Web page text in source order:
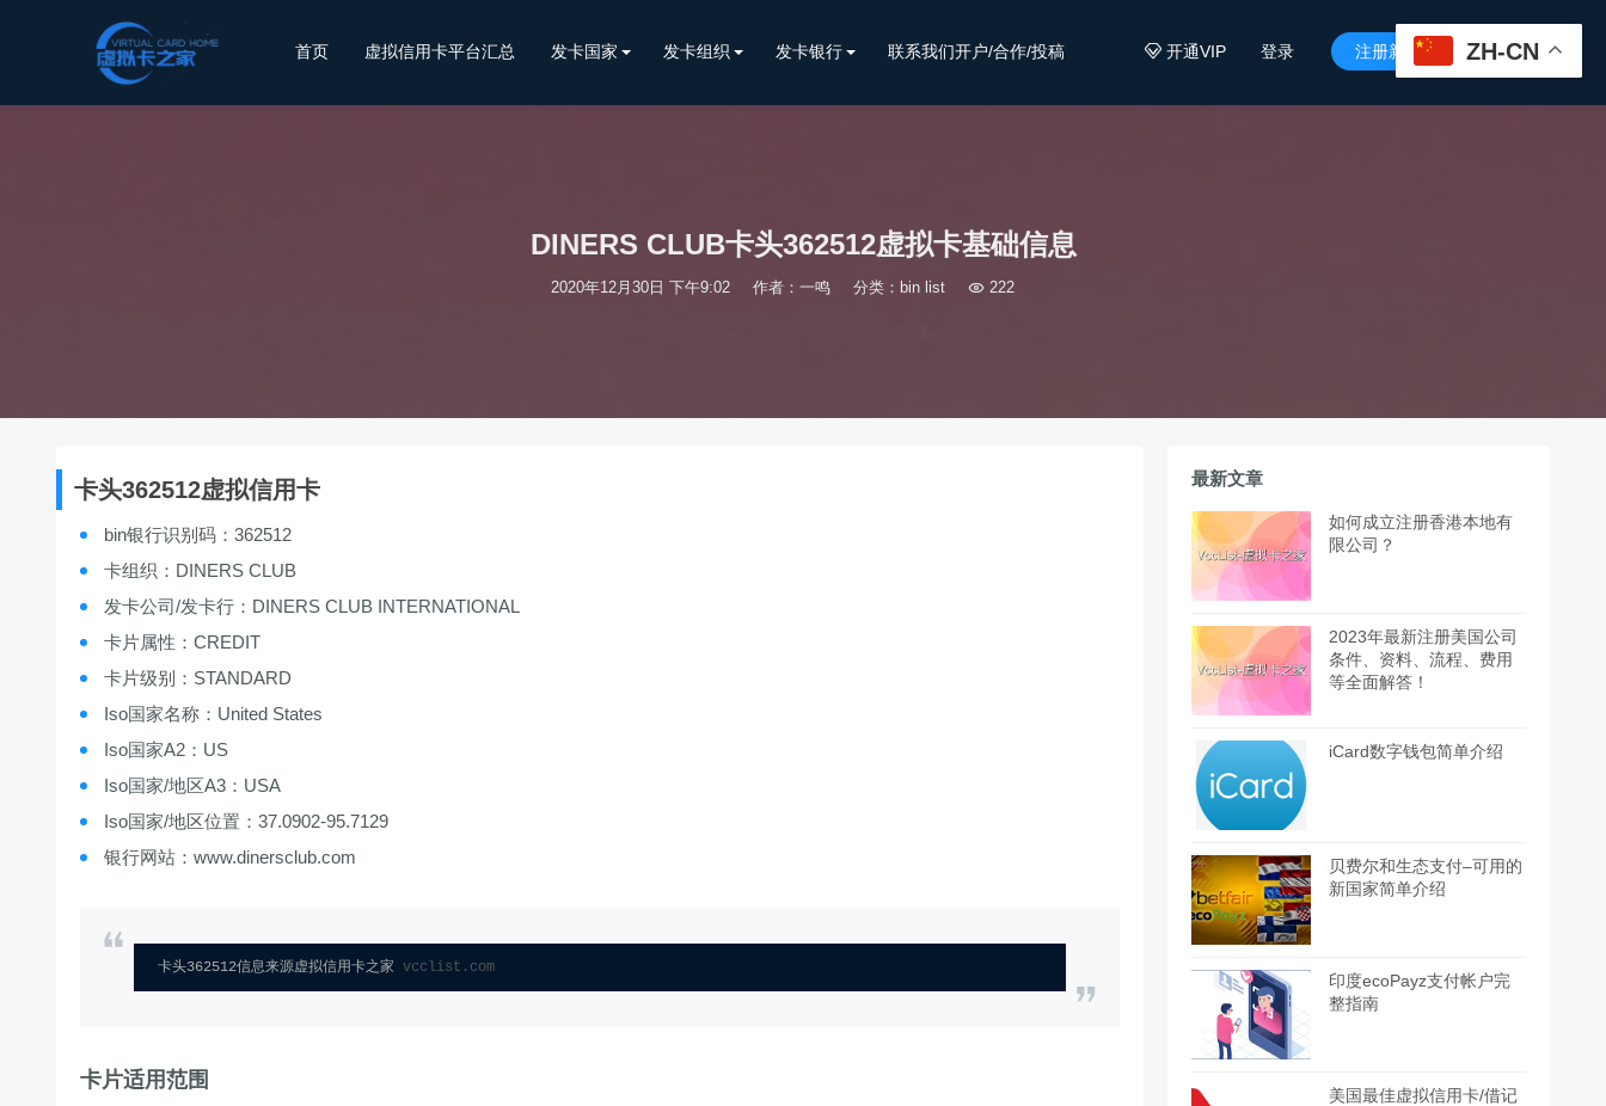
开通VIP 登录 注册新用户 
首页 虚拟信用卡平台汇总 发卡国家 发卡组织 发卡银行 联系我们开户/合作/投稿
DINERS CLUB卡头362512虚拟卡基础信息
2020年12月30日 下午9:02 作者：一鸣 分类： bin list  222
卡头362512虚拟信用卡
bin银行识别码：362512
卡组织：DINERS CLUB
发卡公司/发卡行：DINERS CLUB INTERNATIONAL
卡片属性：CREDIT
卡片级别：STANDARD
Iso国家名称：United States
Iso国家A2：US
Iso国家/地区A3：USA
Iso国家/地区位置：37.0902-95.7129
银行网站：www.dinersclub.com
卡头362512信息来源虚拟信用卡之家 vcclist.com
卡片适用范围
最新文章
如何成立注册香港本地有
限公司？
2023年最新注册美国公司
条件、资料、流程、费用
等全面解答！
iCard数字钱包简单介绍
贝费尔和生态支付–可用的
新国家简单介绍
印度ecoPayz支付帐户完
整指南
美国最佳虚拟信用卡/借记
ZH-CN